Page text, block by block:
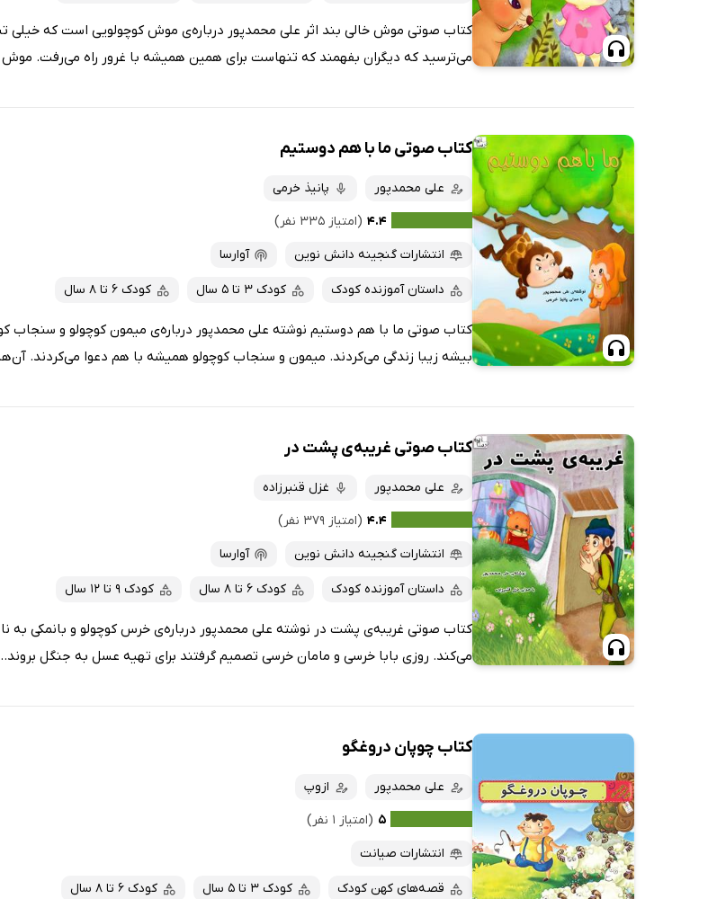
کتاب صوتی موش خالی بند اثر علی محمدپور درباره‌ی موش کوچولویی است که خیلی
می‌ترسید که دیگران بفهمند که تنهاست برای همین همیشه با غرور راه می‌رفت. موش
کتاب صوتی ما با هم دوستیم
علی محمدپور
پانیذ خرمی
۴.۴ (امتیاز ۳۳۵ نفر)
انتشارات گنجینه دانش نوین
آوارسا
داستان آموزنده کودک کودک 3 تا 5 سال کودک 6 تا 8 سال
کتاب صوتی ما با هم دوستیم نوشته علی محمدپور درباره‌ی میمون کوچولو و سنجاب
بیشه زیبا زندگی می‌کردند. میمون و سنجاب کوچولو همیشه با هم دعوا می‌کردند.
کتاب صوتی غریبه‌ی پشت در
علی محمدپور
غزل قنبرزاده
۴.۴ (امتیاز ۳۷۹ نفر)
انتشارات گنجینه دانش نوین
آوارسا
داستان آموزنده کودک کودک 6 تا 8 سال کودک 9 تا 12 سال
کتاب صوتی غریبه‌ی پشت در نوشته علی محمدپور درباره‌ی خرس کوچولو و بانمکی به
می‌کند. روزی بابا خرسی و مامان خرسی تصمیم گرفتند برای تهیه عسل به جنگل
کتاب چوپان دروغگو
علی محمدپور
ازوپ
۵ (امتیاز ۱ نفر)
انتشارات صیانت
قصه‌های کهن کودک کودک 3 تا 5 سال کودک 6 تا 8 سال